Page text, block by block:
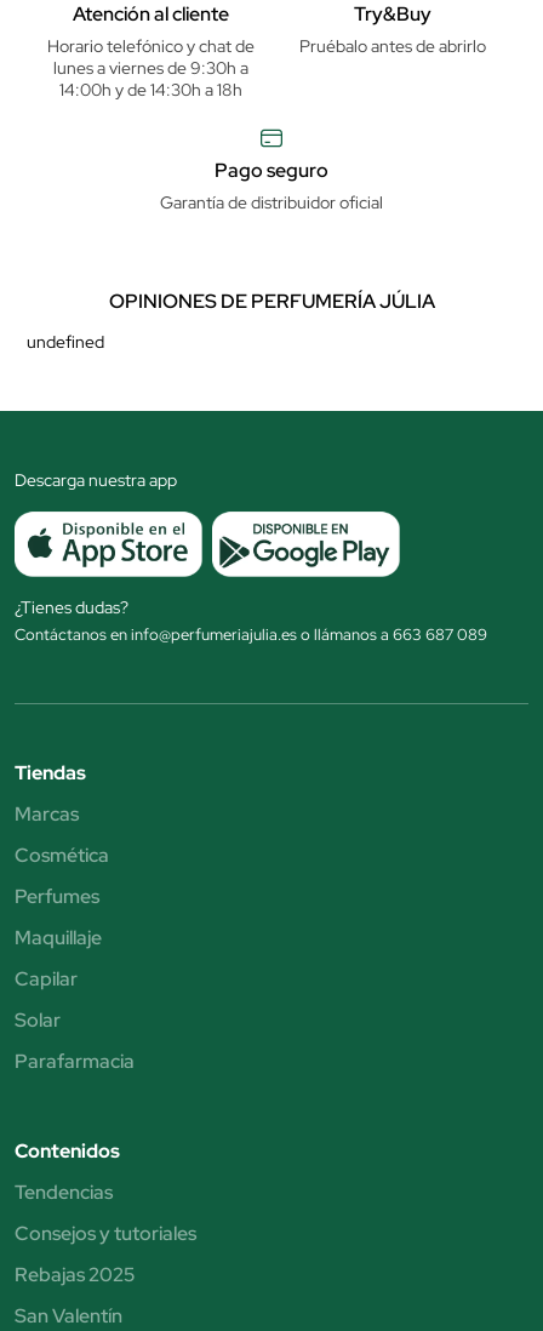
Atención al cliente
Horario telefónico y chat de
lunes a viernes de 9:30h a
14:00h y de 14:30h a 18h
Try&Buy
Pruébalo antes de abrirlo
Pago seguro
Garantía de distribuidor oficial
OPINIONES DE PERFUMERÍA JÚLIA
undefined
Descarga nuestra app
¿Tienes dudas?
Contáctanos en info@perfumeriajulia.es o llámanos a 663 687 089
Tiendas
Marcas
Cosmética
Perfumes
Maquillaje
Capilar
Solar
Parafarmacia
Contenidos
Tendencias
Consejos y tutoriales
Rebajas 2025
San Valentín